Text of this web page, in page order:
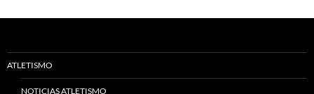
ATLETISMO
NOTICIAS ATLETISMO